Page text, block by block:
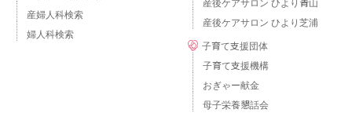
産婦人科検索
婦人科検索
産後ケアサロン ひより芝浦
子育て支援団体
子育て支援機構
おぎゃー献金
母子栄養懇話会